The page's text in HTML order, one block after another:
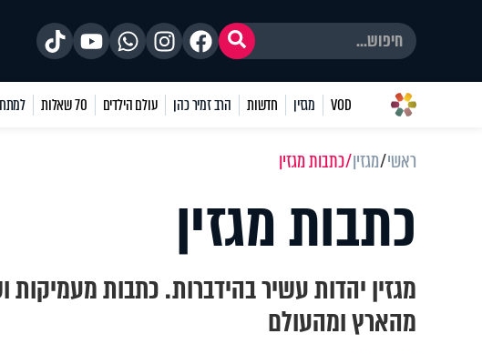
VOD מגזין חדשות הרב זמיר כהן עולם הילדים 70 שאלות
ראשי מגזין כתבות מגזין
כתבות מגזין
מגזין יהדות עשיר בהידברות. כתבות מעמיקות
מהארץ ומהעולם